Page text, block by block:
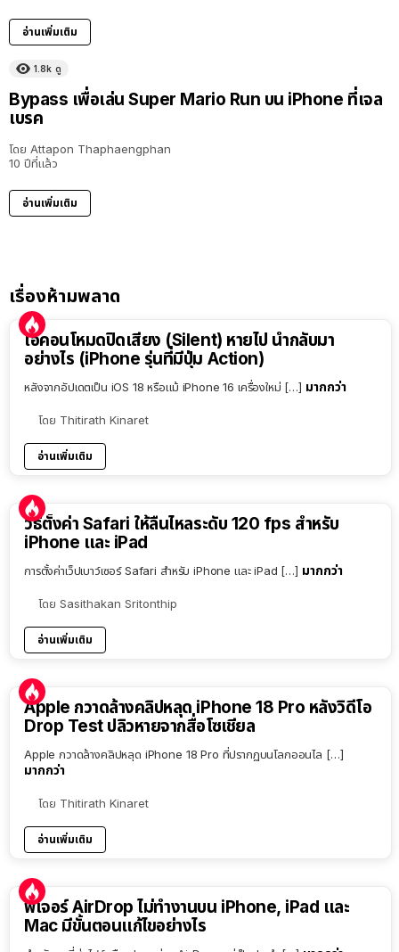
อ่านเพิ่มเติม
1.8k ดู
Bypass เพื่อเล่น Super Mario Run บน iPhone ที่เจล
เบรค
โดย Attapon Thaphaengphan
10 ปีที่แล้ว
อ่านเพิ่มเติม
เรื่องห้ามพลาด
ไอคอนโหมดปิดเสียง (Silent) หายไป นำกลับมา
อย่างไร (iPhone รุ่นที่มีปุ่ม Action)
หลังจากอัปเดตเป็น iOS 18 หรือแม้ iPhone 16 เครื่องใหม่ […] มากกว่า
โดย Thitirath Kinaret
อ่านเพิ่มเติม
วิธีตั้งค่า Safari ให้ลื่นไหลระดับ 120 fps สำหรับ
iPhone และ iPad
การตั้งค่าเว็ปเบาว์เซอร์ Safari สำหรับ iPhone และ iPad […] มากกว่า
โดย Sasithakan Sritonthip
อ่านเพิ่มเติม
Apple กวาดล้างคลิปหลุด iPhone 18 Pro หลังวิดีโอ
Drop Test ปลิวหายจากสื่อโซเชียล
Apple กวาดล้างคลิปหลุด iPhone 18 Pro ที่ปรากฏบนโลกออนไล […]
มากกว่า
โดย Thitirath Kinaret
อ่านเพิ่มเติม
ฟีเจอร์ AirDrop ไม่ทำงานบน iPhone, iPad และ
Mac มีขั้นตอนแก้ไขอย่างไร